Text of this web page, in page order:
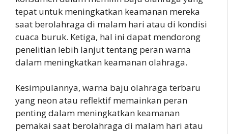
tepat untuk meningkatkan keamanan mereka
saat berolahraga di malam hari atau di kondisi
cuaca buruk. Ketiga, hal ini dapat mendorong
penelitian lebih lanjut tentang peran warna
dalam meningkatkan keamanan olahraga.
Kesimpulannya, warna baju olahraga terbaru
yang neon atau reflektif memainkan peran
penting dalam meningkatkan keamanan
pemakai saat berolahraga di malam hari atau